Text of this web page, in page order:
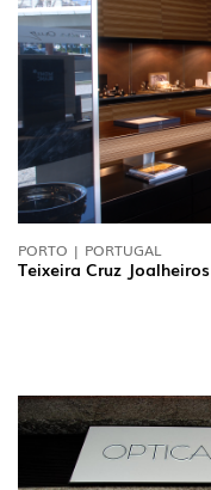
PORTO | PORTUGAL
Teixeira Cruz Joalheiros